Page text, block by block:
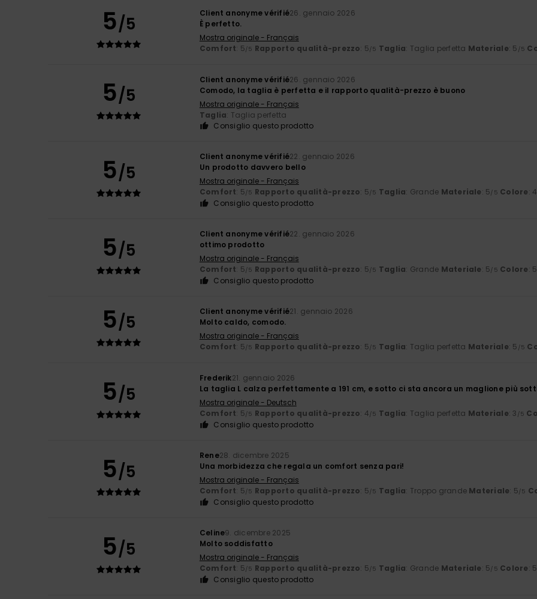
5/5 Client anonyme vérifié26. gennaio 2026
È perfetto.
Mostra originale - Français
Comfort: 5/5 Rapporto qualità-prezzo: 5/5 Taglia: Taglia perfetta Materiale: 5 /5
5/5
Client anonyme vérifié26. gennaio 2026
Comodo, la taglia è perfetta e il rapporto qualità-prezzo è buono
Mostra originale - Français
Taglia: Taglia perfetta
Consiglio questo prodotto
5/5
Client anonyme vérifié22. gennaio 2026
Un prodotto davvero bello
Mostra originale - Français
Comfort: 5/5 Rapporto qualità-prezzo: 5/5 Taglia: Grande Materiale: 5/5 Colore: 4
Consiglio questo prodotto
5/5
Client anonyme vérifié22. gennaio 2026
ottimo prodotto
Mostra originale - Français
Comfort: 5/5 Rapporto qualità-prezzo: 5/5 Taglia: Grande Materiale: 5/5 Colore: 5
Consiglio questo prodotto
5/5 Client anonyme vérifié21. gennaio 2026
Molto caldo, comodo.
Mostra originale - Français
Comfort: 5/5 Rapporto qualità-prezzo: 5/5 Taglia: Taglia perfetta Materiale: 5 /5
5/5
Frederik21. gennaio 2026
La taglia L calza perfettamente a 191 cm, e sotto ci sta ancora un maglione più
Mostra originale - Deutsch
Comfort: 5/5 Rapporto qualità-prezzo: 4/5 Taglia: Taglia perfetta Materiale: 3 /5
Consiglio questo prodotto
5/5
Rene28. dicembre 2025
Una morbidezza che regala un comfort senza pari!
Mostra originale - Français
Comfort: 5/5 Rapporto qualità-prezzo: 5/5 Taglia: Troppo grande Materiale: 5/5
Consiglio questo prodotto
5/5
Celine9. dicembre 2025
Molto soddisfatto
Mostra originale - Français
Comfort: 5/5 Rapporto qualità-prezzo: 5/5 Taglia: Grande Materiale: 5/5 Colore: 5
Consiglio questo prodotto